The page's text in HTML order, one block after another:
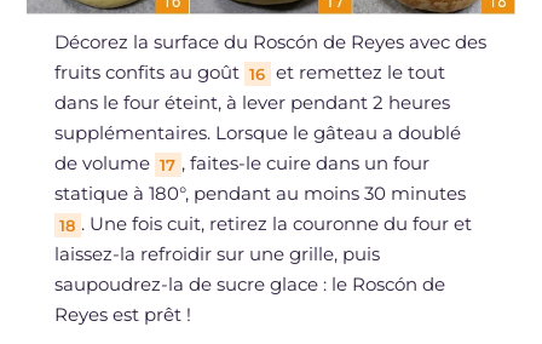
Décorez la surface du Roscón de Reyes avec des
fruits confits au goût 16 et remettez le tout
dans le four éteint, à lever pendant 2 heures
supplémentaires. Lorsque le gâteau a doublé
de volume 17 , faites-le cuire dans un four
statique à 180°, pendant au moins 30 minutes
18 . Une fois cuit, retirez la couronne du four et
laissez-la refroidir sur une grille, puis
saupoudrez-la de sucre glace : le Roscón de
Reyes est prêt !